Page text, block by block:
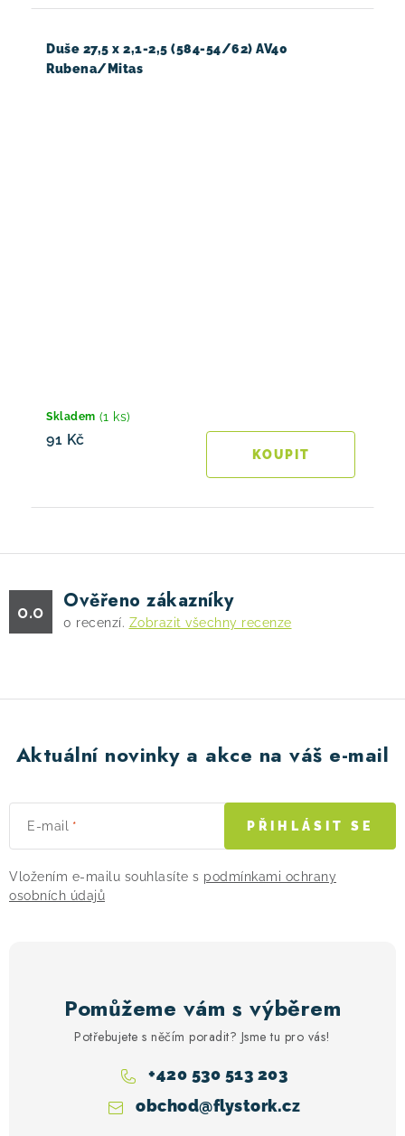
Duše 27,5 x 2,1-2,5 (584-54/62) AV40
Rubena/Mitas
Skladem (1 ks)
91 Kč
0.0 Ověřeno zákazníky
0 recenzí. Zobrazit všechny recenze
Aktuální novinky a akce na váš e-mail
E-mail
Vložením e-mailu souhlasíte s podmínkami ochrany
osobních údajů
PŘIHLÁSIT SE
Pomůžeme vám s výběrem
Potřebujete s něčím poradit? Jsme tu pro vás!
obchod@flystork.cz
+420 530 513 203